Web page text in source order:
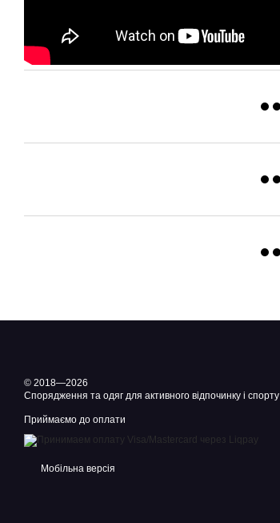
© 2018—2026
Спорядження та одяг для активного відпочинку і спорту
Приймаємо до оплати
Мобільна версія